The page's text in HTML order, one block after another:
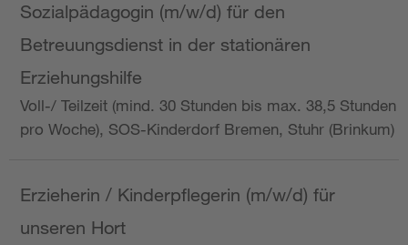
Sozialpädagogin (m/w/d) für den
Betreuungsdienst in der stationären
Erziehungshilfe
Voll-/ Teilzeit (mind. 30 Stunden bis max. 38,5 Stunden
pro Woche), SOS-Kinderdorf Bremen, Stuhr (Brinkum)
Erzieherin / Kinderpflegerin (m/w/d) für
unseren Hort